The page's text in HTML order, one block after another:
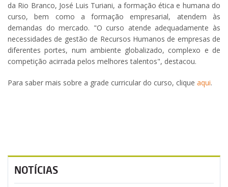
da Rio Branco, José Luis Turiani, a formação ética e humana do
curso, bem como a formação empresarial, atendem às
demandas do mercado. "O curso atende adequadamente às
necessidades de gestão de Recursos Humanos de empresas de
diferentes portes, num ambiente globalizado, complexo e de
competição acirrada pelos melhores talentos", destacou.
Para saber mais sobre a grade curricular do curso, clique aqui.
NOTÍCIAS